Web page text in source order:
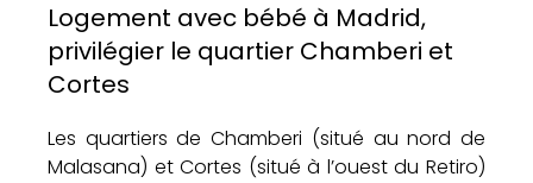
Logement avec bébé à Madrid,
privilégier le quartier Chamberi et
Cortes
Les quartiers de Chamberi (situé au nord de
Malasana) et Cortes (situé à l’ouest du Retiro)